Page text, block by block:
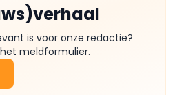
is voor onze redactie?
meldformulier.